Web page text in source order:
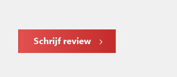
Schrijf review